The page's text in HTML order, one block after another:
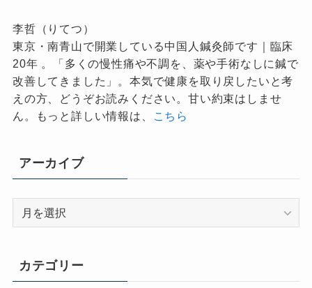
李哲（りてつ）
東京・南青山で開業している中国人鍼灸師です｜臨床
20年 。「多くの慢性痛や不調を、薬や手術なしに鍼で
改善してきました」。本気で健康を取り戻したいと考
えの方、どうぞお読みください。甘い約束はしませ
ん。もっと詳しい情報は、
こちら
アーカイブ
ブ
カテゴリー